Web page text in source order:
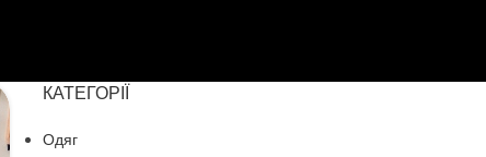
КАТЕГОРІЇ
Одяг